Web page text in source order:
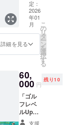
クロー
ジング
挨拶：
次なる
挑戦を
語りま
す と
た“笑顔
と出会
い”が溢
れる時
間をご
用意し
ていま
ーファ
イブ）
の2周年
を記念
日頃か
ら応援
る皆様
と共に
祝う特
別な夜
を開催
しま
11月28
(金)19:0
0〜 ＠
DRAエ
イトマ
SHITA
PARK
North
3F）
⸻
特別な
ン） ※
先着５
０名様
限定！
※参加者
特典と
付き！
（非売
品）
2025年
11月28
日
(金)19:0
塚元気
ととも
に、美
味しい
ワイン
を味わ
「健
康」
「人
生」
「経
営」
「ここ
or 体脂
率-1%
or 筋肉
量
+0.5kg
or 体内
年齢-2
2周年記
念祭(仮
称)参加
権×1→
初回カ
ウンセ
リン
定：
2026
年01
月
詳細を見る
こ
の
リ
タ
ー
ン
を
選
択
す
る
60,
000 円
残り10
「ゴル
フレベ
ルUp・
1ヶ月体
支援